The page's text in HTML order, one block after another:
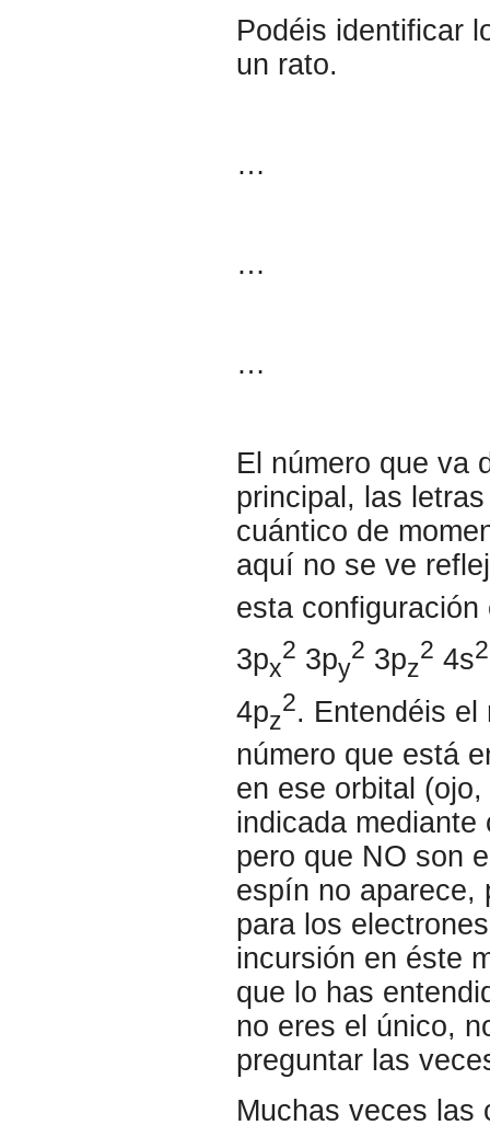
Podéis identificar
un rato.
…
…
…
El número que va
principal, las
cuántico de
aquí no se ve
esta
3px
2 3py
2 3pz
2 4s2
4pz
2. Entendéis
número que está
en ese orbital
indicada
pero que NO son
espín no aparece,
para los
incursión en éste
que lo has
no eres el único,
preguntar las
Muchas veces las